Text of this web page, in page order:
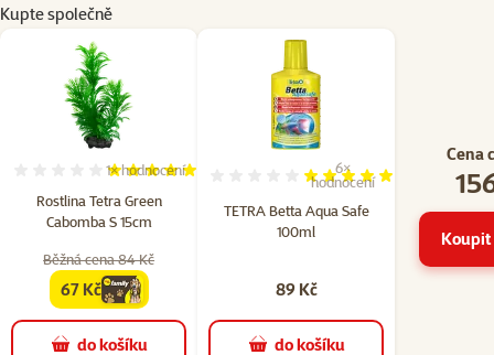
Kupte společně
Rostlina Tetra Green
Cabomba S 15cm
Hodnocení 100%, počet hodnocení: 1
1×hodnocení
Běžná cena 84 Kč
familycena
67 Kč
do košíku
TETRA Betta Aqua Safe
100ml
Hodnocení 97%, počet
6×
hodnocení
89 Kč
do košíku
Cena